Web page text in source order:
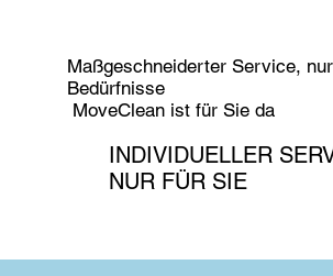
Maßgeschneiderter Service,
Bedürfnisse
MoveClean ist für Sie da
INDIVIDUELLER
NUR FÜR SIE